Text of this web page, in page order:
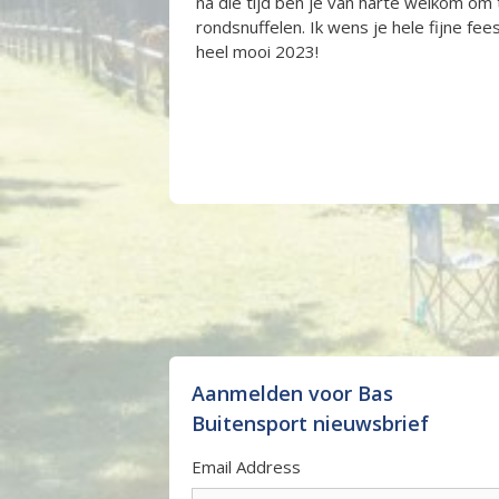
rondsnuffelen. Ik wens je hele fijne
heel mooi 2023!
Aanmelden voor Bas
Buitensport nieuwsbrief
Email Address